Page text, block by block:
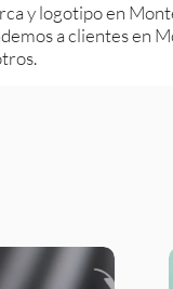
y logotipo en
a clientes en